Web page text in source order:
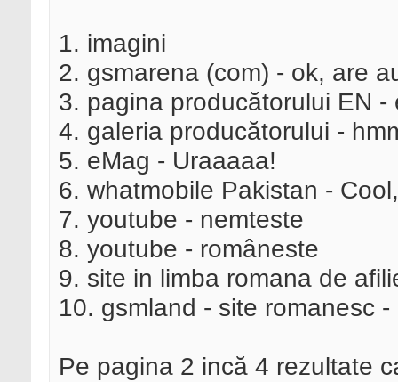
1. imagini
2. gsmarena (com) - ok, are
3. pagina producătorului EN
4. galeria producătorului -
5. eMag - Uraaaaa!
6. whatmobile Pakistan -
7. youtube - nemteste
8. youtube - româneste
9. site in limba romana de
10. gsmland - site romanesc
Pe pagina 2 incă 4 rezultate